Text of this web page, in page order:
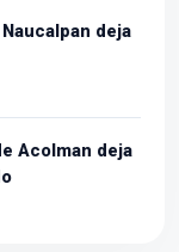
deja
Acolman deja